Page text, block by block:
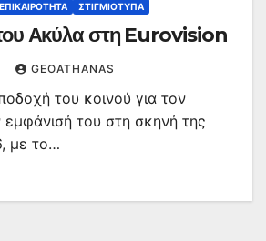
ΕΠΙΚΑΙΡΌΤΗΤΑ ΣΤΙΓΜΙΌΤΥΠΑ
Ακύλα στη Eurovision
GEOATHANAS
του κοινού για τον
του στη σκηνή της
με το…